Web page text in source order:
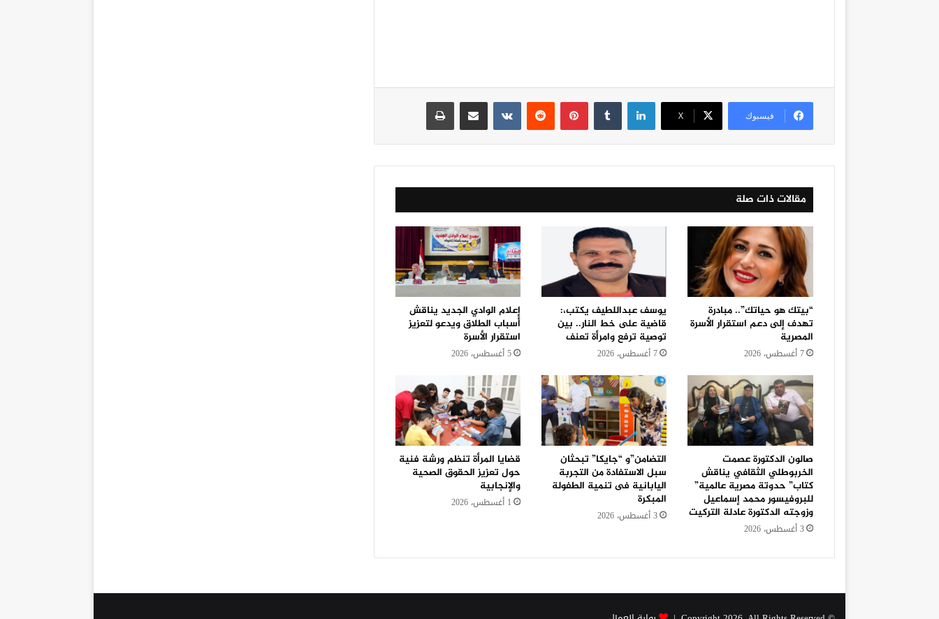
فيسبوك ‫X
لينكدإن بينتيريست
مقالات ذات صلة
“بيتك هو حياتك”.. مبادرة
تهدف إلى دعم استقرار الأسرة
المصرية
7 أغسطس، 2026
يوسف عبداللطيف يكتب،:
قاضية على خط النار.. بين
توصية ترفع وامرأة تعنف
7 أغسطس، 2026
إعلام الوادي الجديد يناقش
أسباب الطلاق ويدعو لتعزيز
استقرار الأسرة
5 أغسطس، 2026
صالون الدكتورة عصمت
الخربوطلي الثقافي يناقش
كتاب” حدوتة مصرية عالمية”
للبروفيسور محمد إسماعيل
وزوجته الدكتورة عادلة التركيت
3 أغسطس، 2026
التضامن”و “جايكا” تبحثان
سبل الاستفادة من التجربة
اليابانية فى تنمية الطفولة
المبكرة
3 أغسطس، 2026
قضايا المرأة تنظم ورشة فنية
حول تعزيز الحقوق الصحية
والإنجابية
1 أغسطس، 2026